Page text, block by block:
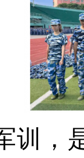
训，